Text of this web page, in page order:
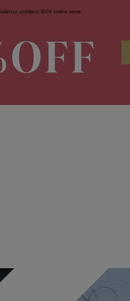
unbilanc BIGI online store